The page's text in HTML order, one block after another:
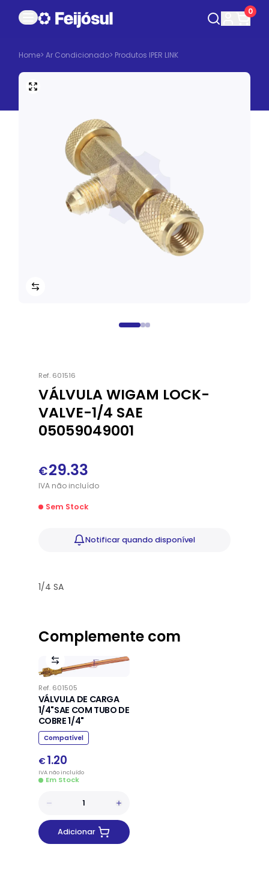
0
Home>Ar Condicionado> Produtos IPER LINK
Ref. 601516
VÁLVULA WIGAM LOCK-
VALVE-1/4 SAE
05059049001
€29.33
IVAnãoincluído
Sem Stock
Notificarquando disponível
1/4 SA
Complemente com
Ref. 601505
VÁLVULA DE CARGA
1/4"SAE COM TUBO DE
COBRE 1/4"
Compatível
€ 1.20
IVAnãoincluído
Em Stock
Adicionar